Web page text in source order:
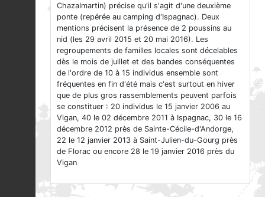
Chazalmartin) précise qu'il s'agit d'une deuxième
ponte (repérée au camping d'Ispagnac). Deux
mentions précisent la présence de 2 poussins au
nid (les 29 avril 2015 et 20 mai 2016). Les
regroupements de familles locales sont décelables
dès le mois de juillet et des bandes conséquentes
de l'ordre de 10 à 15 individus ensemble sont
fréquentes en fin d'été mais c'est surtout en hiver
que de plus gros rassemblements peuvent parfois
se constituer : 20 individus le 15 janvier 2006 au
Vigan, 40 le 02 décembre 2011 à Ispagnac, 30 le 16
décembre 2012 près de Sainte-Cécile-d'Andorge,
22 le 12 janvier 2013 à Saint-Julien-du-Gourg près
de Florac ou encore 28 le 19 janvier 2016 près du
Vigan